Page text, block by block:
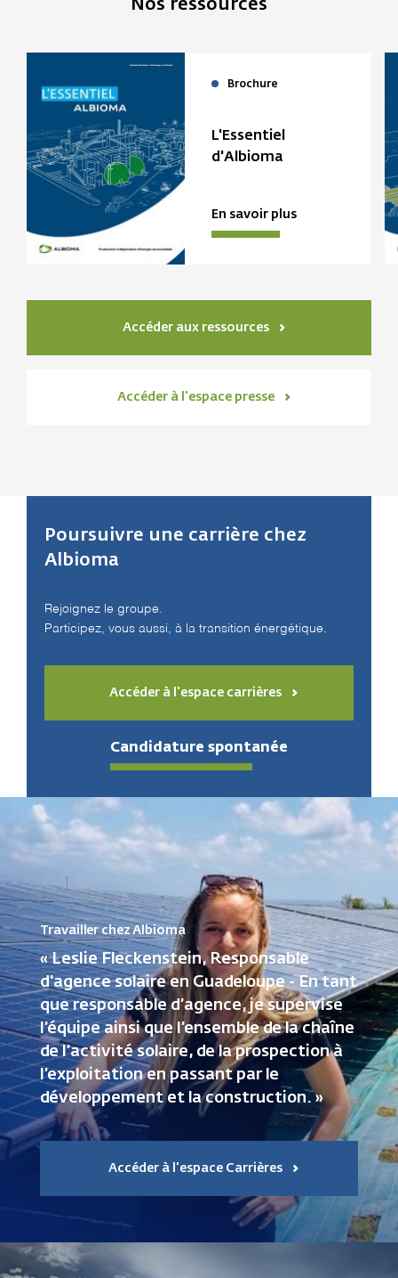
Nos ressources
Brochure
L'Essentiel
d'Albioma
En savoir plus
Accéder aux ressources
Accéder à l'espace presse
Poursuivre une carrière chez
Albioma
Rejoignez le groupe.
Participez, vous aussi, à la transition énergétique.
Accéder à l'espace carrières
Candidature spontanée
Travailler chez Albioma
« Leslie Fleckenstein, Responsable
d'agence solaire en Guadeloupe - En tant
que responsable d’agence, je supervise
l’équipe ainsi que l’ensemble de la chaîne
de l’activité solaire, de la prospection à
l’exploitation en passant par le
développement et la construction. »
Accéder à l'espace Carrières